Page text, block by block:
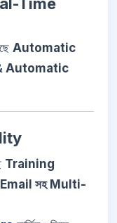
Automatic
Automatic
Training
সহ Multi-